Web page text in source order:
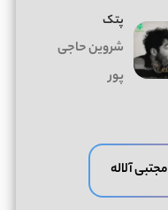
پتک
شروین حاجی
پور
آلاله